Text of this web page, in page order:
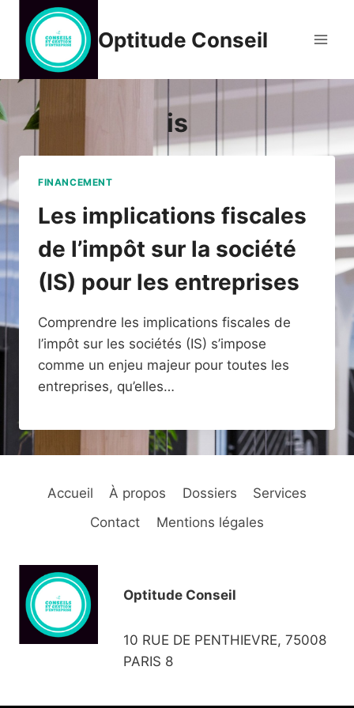
contenu
Optitude Conseil
is
FINANCEMENT
Les implications fiscales
de l’impôt sur la société
(IS) pour les entreprises
Comprendre les implications fiscales de
l’impôt sur les sociétés (IS) s’impose
comme un enjeu majeur pour toutes les
entreprises, qu’elles…
Accueil À propos Dossiers
Services
Contact
Mentions légales
Optitude Conseil
10 RUE DE PENTHIEVRE, 75008
PARIS 8